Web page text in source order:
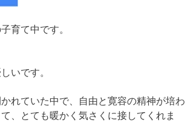
育て中です。
いです。
れていた中で、自由と寛容の精神が培わ
、とても暖かく気さくに接してくれま